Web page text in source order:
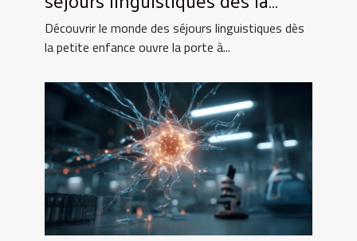
petite enfance
Découvrir le monde des séjours linguistiques dès
la petite enfance ouvre la porte à...